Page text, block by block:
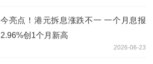
今亮点！港元拆息涨跌不一 一个月息报
2.96%创1个月新高
2026-06-23